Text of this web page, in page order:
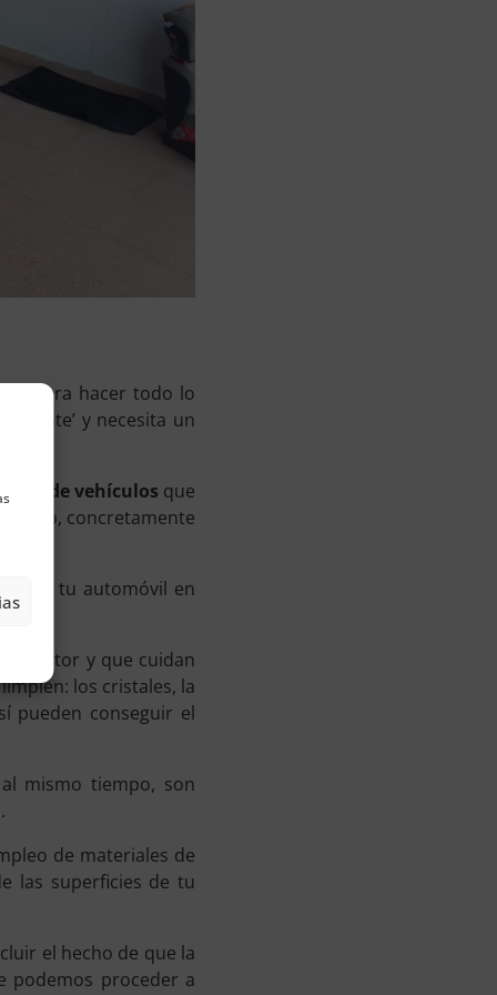
para hacer todo lo
y necesita un
de vehículos que
concretamente
dejar tu automóvil en
sector y que cuidan
los cristales, la
pueden conseguir el
mismo tiempo, son
de materiales de
las superficies de tu
el hecho de que la
podemos proceder a